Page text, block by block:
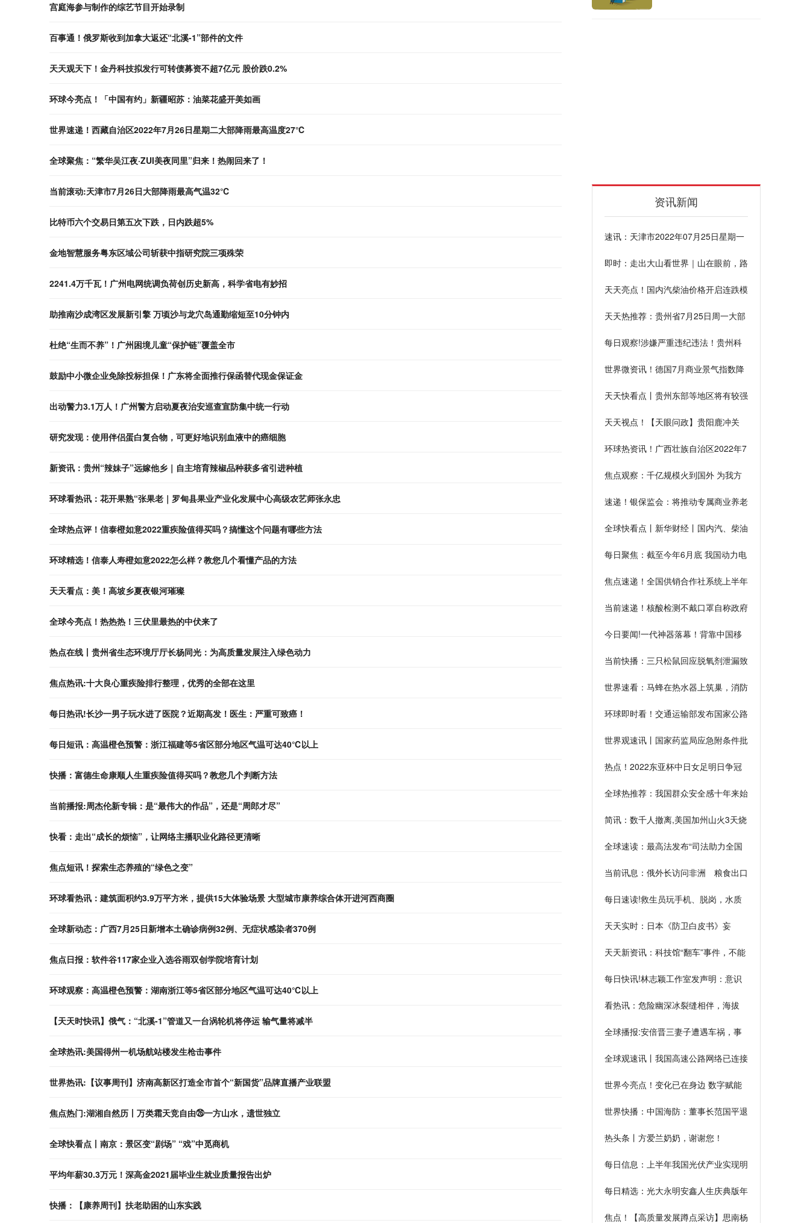
宫庭海参与制作的综艺节目开始录制
百事通！俄罗斯收到加拿大返还“北溪-1”部件的文件
天天观天下！金丹科技拟发行可转债募资不超7亿元 股价跌0.2%
环球今亮点！「中国有约」新疆昭苏：油菜花盛开美如画
世界速递！西藏自治区2022年7月26日星期二大部降雨最高温度27℃
全球聚焦：“繁华吴江夜·ZUI美夜同里”归来！热闹回来了！
当前滚动:天津市7月26日大部降雨最高气温32℃
比特币六个交易日第五次下跌，日内跌超5%
金地智慧服务粤东区域公司斩获中指研究院三项殊荣
2241.4万千瓦！广州电网统调负荷创历史新高，科学省电有妙招
助推南沙成湾区发展新引擎 万顷沙与龙穴岛通勤缩短至10分钟内
杜绝“生而不养”！广州困境儿童“保护链”覆盖全市
鼓励中小微企业免除投标担保！广东将全面推行保函替代现金保证金
出动警力3.1万人！广州警方启动夏夜治安巡查宣防集中统一行动
研究发现：使用伴侣蛋白复合物，可更好地识别血液中的癌细胞
新资讯：贵州“辣妹子”远嫁他乡｜自主培育辣椒品种获多省引进种植
环球看热讯：花开果熟“张果老｜罗甸县果业产业化发展中心高级农艺师张永忠
全球热点评！信泰橙如意2022重疾险值得买吗？搞懂这个问题有哪些方法
环球精选！信泰人寿橙如意2022怎么样？教您几个看懂产品的方法
天天看点：美！高坡乡夏夜银河璀璨
全球今亮点！热热热！三伏里最热的中伏来了
热点在线丨贵州省生态环境厅厅长杨同光：为高质量发展注入绿色动力
焦点热讯:十大良心重疾险排行整理，优秀的全部在这里
每日热讯!长沙一男子玩水进了医院？近期高发！医生：严重可致癌！
每日短讯：高温橙色预警：浙江福建等5省区部分地区气温可达40℃以上
快播：富德生命康顺人生重疾险值得买吗？教您几个判断方法
当前播报:周杰伦新专辑：是“最伟大的作品”，还是“周郎才尽”
快看：走出“成长的烦恼”，让网络主播职业化路径更清晰
焦点短讯！探索生态养殖的“绿色之变”
环球看热讯：建筑面积约3.9万平方米，提供15大体验场景 大型城市康养综合体开进河西商圈
全球新动态：广西7月25日新增本土确诊病例32例、无症状感染者370例
焦点日报：软件谷117家企业入选谷雨双创学院培育计划
环球观察：高温橙色预警：湖南浙江等5省区部分地区气温可达40℃以上
【天天时快讯】俄气：“北溪-1”管道又一台涡轮机将停运 输气量将减半
全球热讯:美国得州一机场航站楼发生枪击事件
世界热讯:【议事周刊】济南高新区打造全市首个“新国货”品牌直播产业联盟
焦点热门:湖湘自然历丨万类霜天竞自由㉖一方山水，遗世独立
全球快看点丨南京：景区变“剧场” “戏”中觅商机
平均年薪30.3万元！深高金2021届毕业生就业质量报告出炉
快播：【康养周刊】扶老助困的山东实践
资讯新闻
速讯：天津市2022年07月25日星期一
即时：走出大山看世界｜山在眼前，路
天天亮点！国内汽柴油价格开启连跌模
天天热推荐：贵州省7月25日周一大部
每日观察!涉嫌严重违纪违法！贵州科
世界微资讯！德国7月商业景气指数降
天天快看点丨贵州东部等地区将有较强
天天视点！【天眼问政】贵阳鹿冲关
环球热资讯！广西壮族自治区2022年7
焦点观察：千亿规模火到国外 为我方
速递！银保监会：将推动专属商业养老
全球快看点丨新华财经丨国内汽、柴油
每日聚焦：截至今年6月底 我国动力电
焦点速递！全国供销合作社系统上半年
当前速递！核酸检测不戴口罩自称政府
今日要闻!一代神器落幕！背靠中国移
亿
当前快播：三只松鼠回应脱氧剂泄漏致
世界速看：马蜂在热水器上筑巢，消防
环球即时看！交通运输部发布国家公路
里
世界观速讯丨国家药监局应急附条件批
申请
热点！2022东亚杯中日女足明日争冠
全球热推荐：我国群众安全感十年来始
简讯：数千人撤离,美国加州山火3天烧
全球速读：最高法发布“司法助力全国
当前讯息：俄外长访问非洲 粮食出口
每日速读!救生员玩手机、脱岗，水质
全吗？
天天实时：日本《防卫白皮书》妄
驳斥
天天新资讯：科技馆“翻车”事件，不能
每日快讯!林志颖工作室发声明：意识
看热讯：危险幽深冰裂缝相伴，海拔
全球播报:安倍晋三妻子遭遇车祸，事
全球观速讯丨我国高速公路网络已连接
世界今亮点！变化已在身边 数字赋能
世界快播：中国海防：董事长范国平退
热头条丨方爱兰奶奶，谢谢您！
每日信息：上半年我国光伏产业实现明
每日精选：光大永明安鑫人生庆典版年
法
焦点！【高质量发展蹲点采访】思南杨